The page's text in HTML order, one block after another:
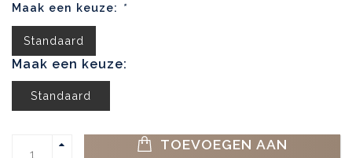
Maak een keuze: *
Standaard
Maak een keuze:
Standaard
TOEVOEGEN AAN